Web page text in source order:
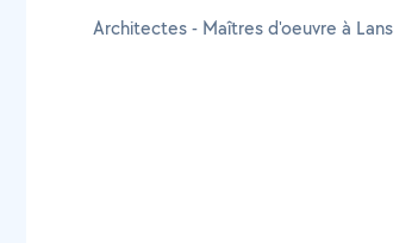
Architectes - Maîtres d'oeuvre à Lans